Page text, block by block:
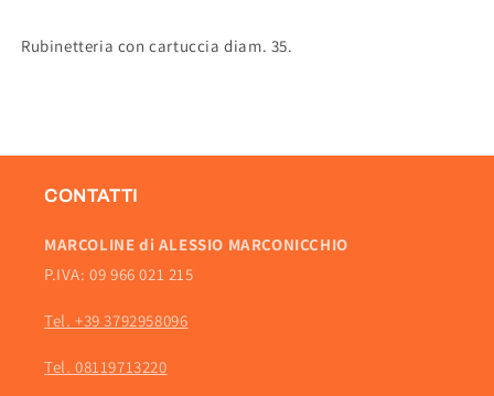
Rubinetteria con cartuccia diam. 35.
CONTATTI
MARCOLINE di ALESSIO MARCONICCHIO
P.IVA: 09 966 021 215
Tel. +39 3792958096
Tel. 08119713220